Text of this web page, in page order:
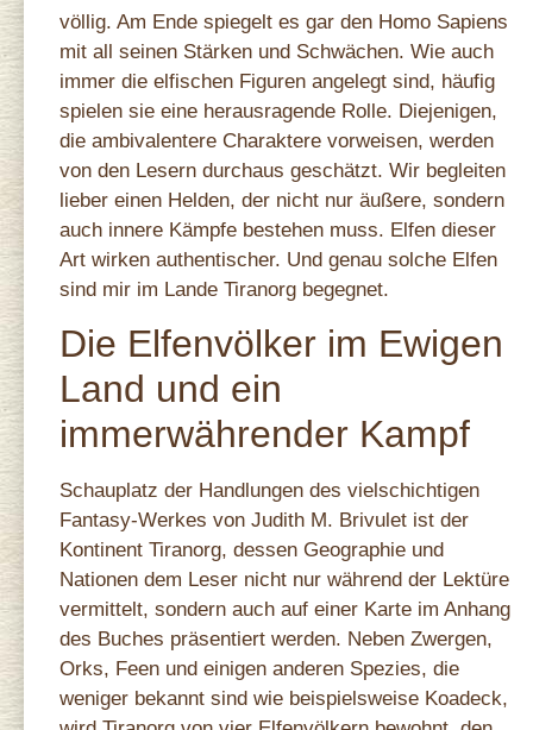
völlig. Am Ende spiegelt es gar den Homo Sapiens
mit all seinen Stärken und Schwächen. Wie auch
immer die elfischen Figuren angelegt sind, häufig
spielen sie eine herausragende Rolle. Diejenigen,
die ambivalentere Charaktere vorweisen, werden
von den Lesern durchaus geschätzt. Wir begleiten
lieber einen Helden, der nicht nur äußere, sondern
auch innere Kämpfe bestehen muss. Elfen dieser
Art wirken authentischer. Und genau solche Elfen
sind mir im Lande Tiranorg begegnet.
Die Elfenvölker im Ewigen
Land und ein
immerwährender Kampf
Schauplatz der Handlungen des vielschichtigen
Fantasy‑Werkes von Judith M. Brivulet ist der
Kontinent Tiranorg, dessen Geographie und
Nationen dem Leser nicht nur während der Lektüre
vermittelt, sondern auch auf einer Karte im Anhang
des Buches präsentiert werden. Neben Zwergen,
Orks, Feen und einigen anderen Spezies, die
weniger bekannt sind wie beispielsweise Koadeck,